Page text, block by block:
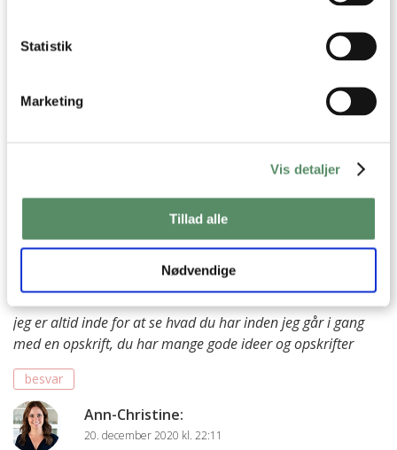
Statistik
Marketing
Vis detaljer
Tillad alle
Nødvendige
besvar
20. december 2020 kl. 18:47
jeg er altid inde for at se hvad du har inden jeg går i gang
med en opskrift, du har mange gode ideer og opskrifter
besvar
Ann-Christine:
20. december 2020 kl. 22:11